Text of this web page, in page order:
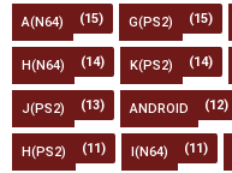
A(N64) (15) G(PS2) (15)
H(N64) (14) K(PS2) (14)
J(PS2) (13) ANDROID (12)
H(PS2) (11) I(N64) (11)